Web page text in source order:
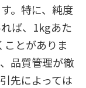
。特に、純度
ば、1kgあた
とがありま
品質管理が徹
先によっては